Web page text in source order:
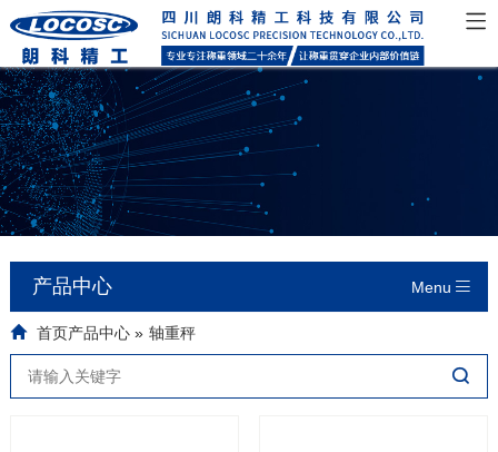
产品中心 Menu
首页产品中心 » 轴重秤